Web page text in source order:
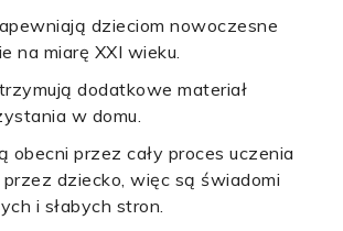
dzieciom nowoczesne
na miarę XXI wieku.
dodatkowe materiał
w domu.
obecni przez cały proces uczenia
dziecko, więc są świadomi
i słabych stron.